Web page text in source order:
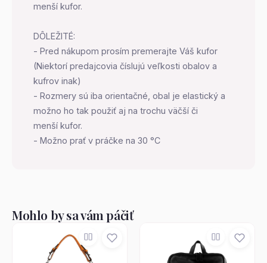
menší kufor.
DÔLEŽITÉ:
- Pred nákupom prosím premerajte Váš kufor
(Niektorí predajcovia číslujú veľkosti obalov a
kufrov inak)
- Rozmery sú iba orientačné, obal je elastický a
možno ho tak použiť aj na trochu väčší či
menší kufor.
- Možno prať v práčke na 30 °C
Mohlo by sa vám páčiť